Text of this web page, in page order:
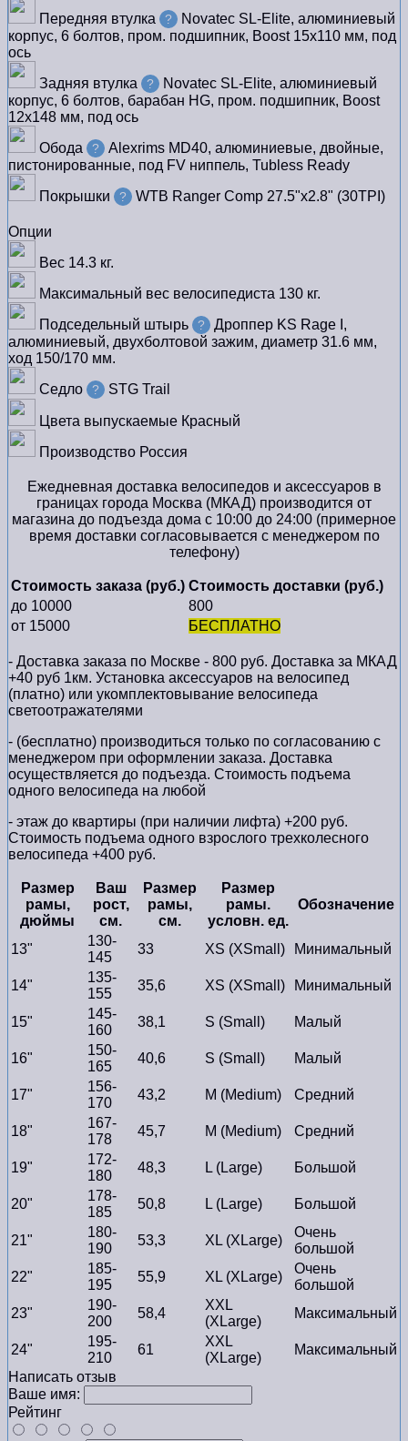
Передняя втулка
?
Novatec SL-Elite, алюминиевый
корпус, 6 болтов, пром. подшипник, Boost 15х110 мм, под
ось
Задняя втулка
?
Novatec SL-Elite, алюминиевый
корпус, 6 болтов, барабан HG, пром. подшипник, Boost
12х148 мм, под ось
Обода
?
Alexrims MD40, алюминиевые, двойные,
пистонированные, под FV ниппель, Tubless Ready
Покрышки
? WTB Ranger Comp 27.5"х2.8" (30TPI)
Опции
Вес 14.3 кг.
Максимальный вес велосипедиста 130 кг.
Подседельный штырь
?
Дроппер KS Rage I,
алюминиевый, двухболтовой зажим, диаметр 31.6 мм,
ход 150/170 мм.
Седло
? STG Trail
Цвета выпускаемые Красный
Производство Россия
Ежедневная доставка велосипедов и аксессуаров в
границах города Москва (МКАД) производится от
магазина до подъезда дома с 10:00 до 24:00 (примерное
время доставки согласовывается с менеджером по
телефону)
Стоимость заказа (руб.) Стоимость доставки (руб.)
до 10000
800
от 15000
БЕСПЛАТНО
- Доставка заказа по Москве - 800 руб. Доставка за МКАД
+40 руб 1км. Установка аксессуаров на велосипед
(платно) или укомплектовывание велосипеда
светоотражателями
- (бесплатно) производиться только по cогласованию с
менеджером при оформлении заказа. Доставка
осуществляется до подъезда. Стоимость подъема
одного велосипеда на любой
- этаж до квартиры (при наличии лифта) +200 руб.
Стоимость подъема одного взрослого трехколесного
велосипеда +400 руб.
Размер
рамы,
дюймы
Ваш
рост,
см.
Размер
рамы,
см.
Размер
рамы.
условн. ед.
Обозначение
13"
130-
145
33 XS (XSmall) Минимальный
14"
135-
155
35,6 XS (XSmall) Минимальный
15"
145-
160
38,1 S (Small) Малый
16"
150-
165
40,6 S (Small) Малый
17"
156-
170
43,2 M (Medium) Средний
18"
167-
178
45,7 M (Medium) Средний
19"
172-
180
48,3 L (Large) Большой
20"
178-
185
50,8 L (Large) Большой
21"
180-
190
53,3 XL (XLarge)
Очень
большой
22"
185-
195
55,9 XL (XLarge)
Очень
большой
23"
190-
200
58,4
XXL
(XLarge)
Максимальный
24"
195-
210
61
XXL
(XLarge)
Максимальный
Написать отзыв
Ваше имя:
Рейтинг